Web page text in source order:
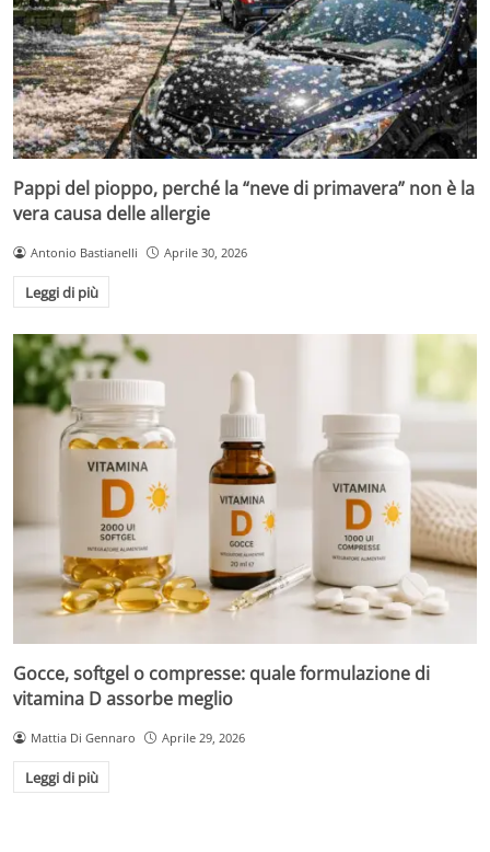
Pappi del pioppo, perché la “neve di primavera” non è la
vera causa delle allergie
Antonio Bastianelli Aprile 30, 2026
Leggi di più
Gocce, softgel o compresse: quale formulazione di
vitamina D assorbe meglio
Mattia Di Gennaro Aprile 29, 2026
Leggi di più